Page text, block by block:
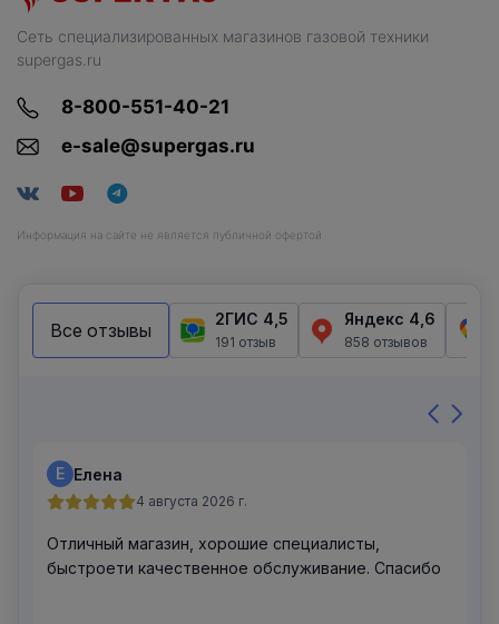
Сеть специализированных магазинов газовой техники
supergas.ru
8-800-551-40-21
e-sale@supergas.ru
Информация на сайте не является публичной офертой